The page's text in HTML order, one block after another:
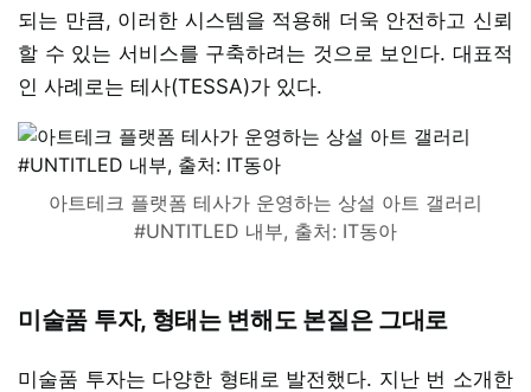
되는 만큼, 이러한 시스템을 적용해 더욱 안전하고 신뢰
할 수 있는 서비스를 구축하려는 것으로 보인다. 대표적
인 사례로는 테사(TESSA)가 있다.
아트테크 플랫폼 테사가 운영하는 상설 아트 갤러리
#UNTITLED 내부, 출처: IT동아
미술품 투자, 형태는 변해도 본질은 그대로
미술품 투자는 다양한 형태로 발전했다. 지난 번 소개한